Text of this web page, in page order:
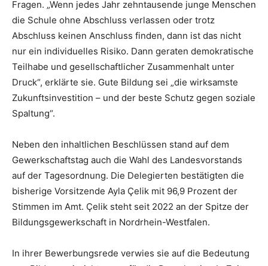
Fragen. „Wenn jedes Jahr zehntausende junge Menschen
die Schule ohne Abschluss verlassen oder trotz
Abschluss keinen Anschluss finden, dann ist das nicht
nur ein individuelles Risiko. Dann geraten demokratische
Teilhabe und gesellschaftlicher Zusammenhalt unter
Druck“, erklärte sie. Gute Bildung sei „die wirksamste
Zukunftsinvestition – und der beste Schutz gegen soziale
Spaltung“.
Neben den inhaltlichen Beschlüssen stand auf dem
Gewerkschaftstag auch die Wahl des Landesvorstands
auf der Tagesordnung. Die Delegierten bestätigten die
bisherige Vorsitzende Ayla Çelik mit 96,9 Prozent der
Stimmen im Amt. Çelik steht seit 2022 an der Spitze der
Bildungsgewerkschaft in Nordrhein-Westfalen.
In ihrer Bewerbungsrede verwies sie auf die Bedeutung